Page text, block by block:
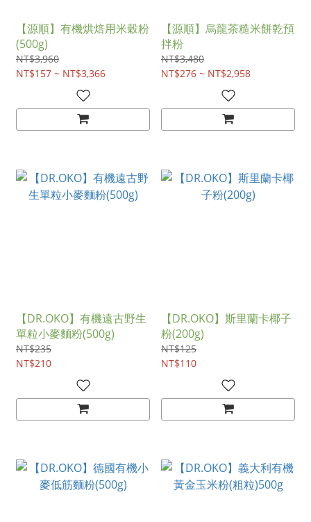
【源順】有機烘焙用米穀粉
(500g)
NT$3,960
NT$157 ~ NT$3,366
【源順】烏龍茶糙米餅乾預
拌粉
NT$3,480
NT$276 ~ NT$2,958
【DR.OKO】有機遠古野生
單粒小麥麵粉(500g)
NT$235
NT$210
【DR.OKO】斯里蘭卡椰子
粉(200g)
NT$125
NT$110